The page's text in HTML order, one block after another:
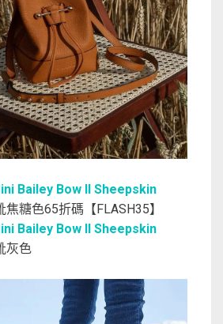
Bailey Bow II Sheepskin
糖色65折碼【FLASH35】
Bailey Bow II Sheepskin
灰色